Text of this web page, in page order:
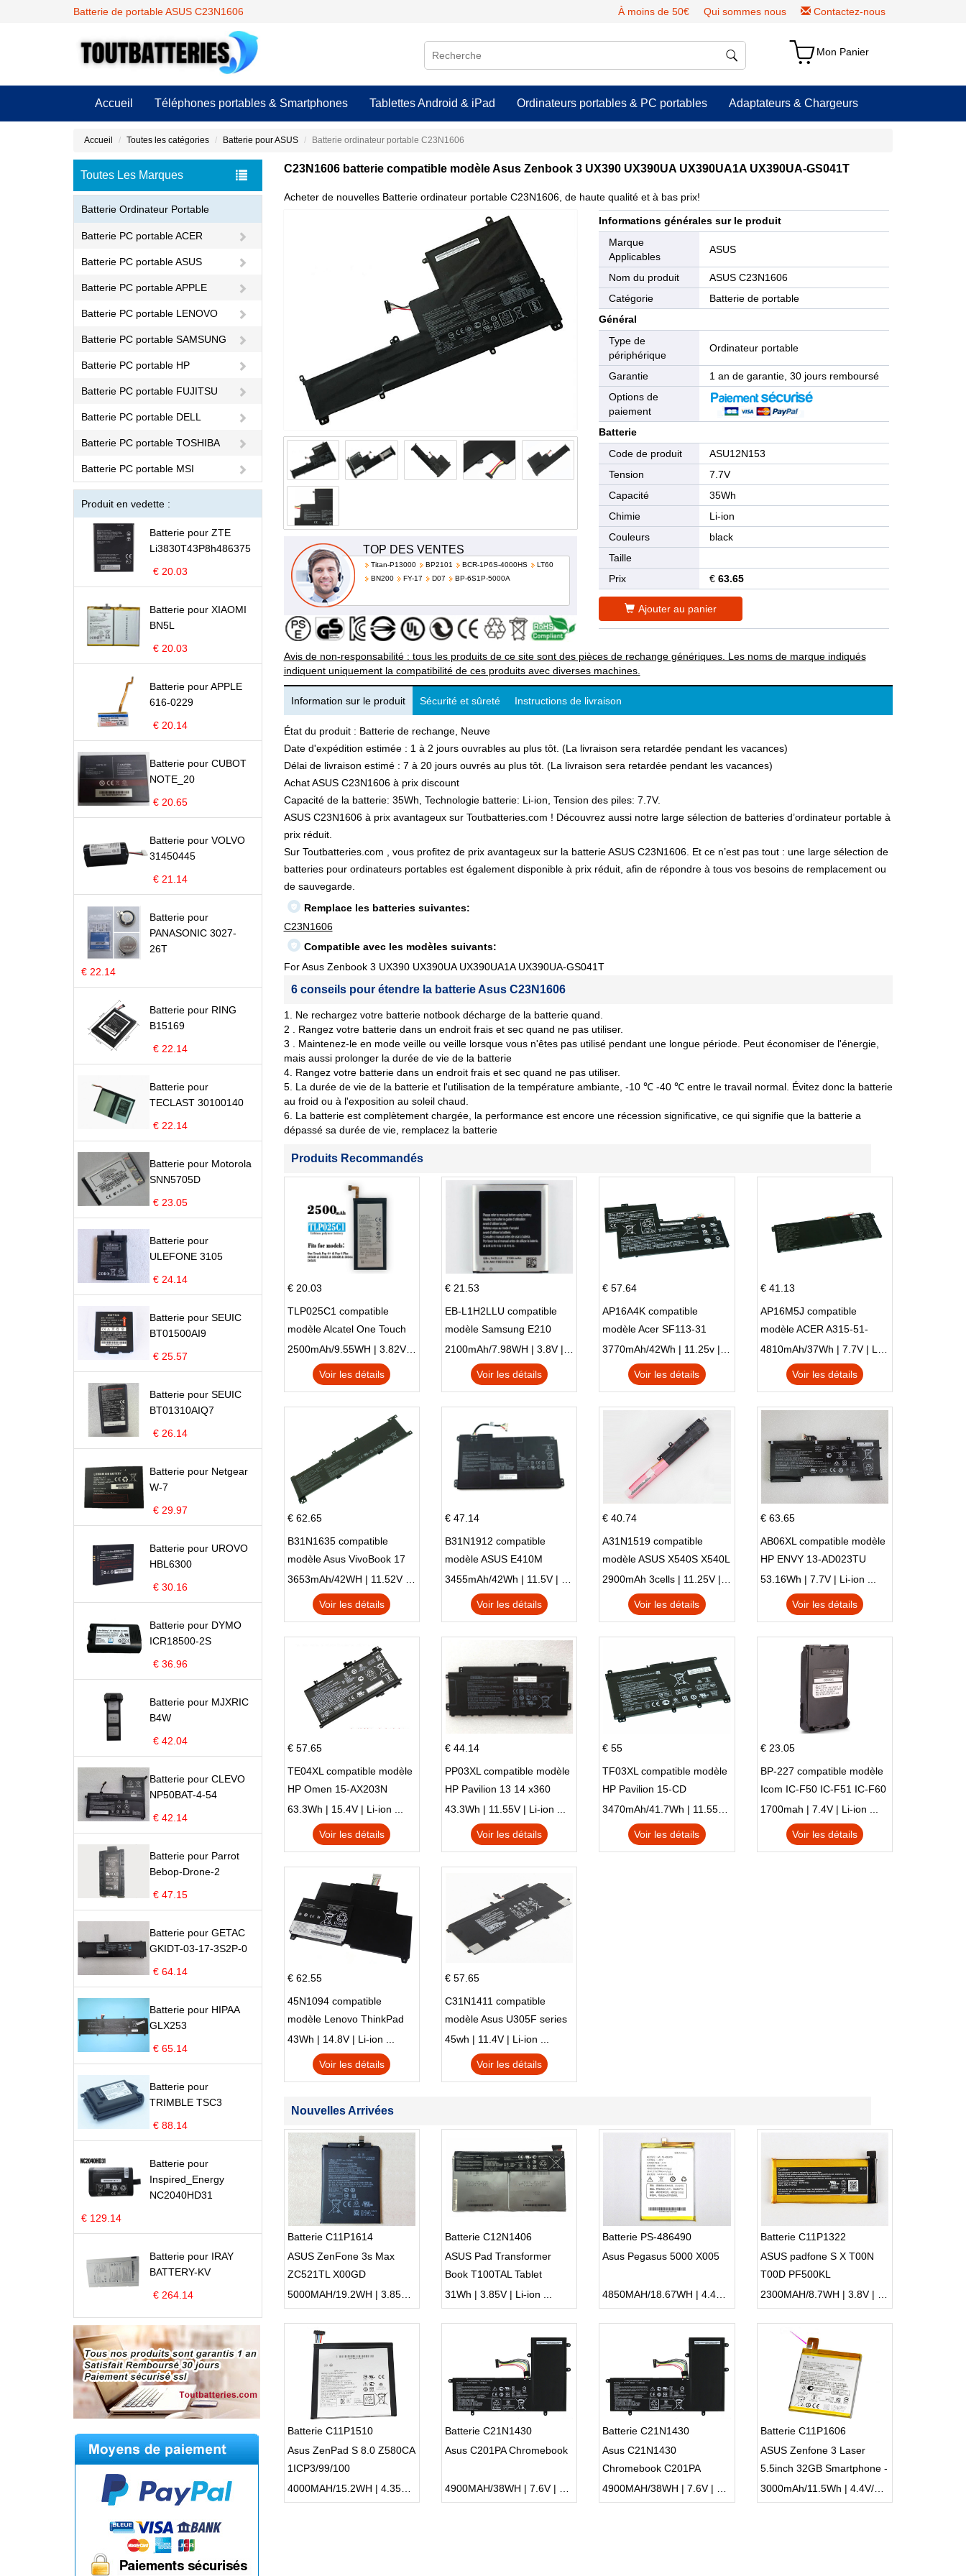
Batterie de portable ASUS C23N1606 À moins de 50€ Qui sommes nous Contactez-nous
Mon Panier
Accueil Téléphones portables & Smartphones Tablettes Android & iPad Ordinateurs portables & PC portables Adaptateurs & Chargeurs
Accueil Toutes les catégories Batterie pour ASUS Batterie ordinateur portable C23N1606
Toutes Les Marques
Batterie Ordinateur Portable
Batterie PC portable ACER
Batterie PC portable ASUS
Batterie PC portable APPLE
Batterie PC portable LENOVO
Batterie PC portable SAMSUNG
Batterie PC portable HP
Batterie PC portable FUJITSU
Batterie PC portable DELL
Batterie PC portable TOSHIBA
Batterie PC portable MSI
Produit en vedette :
Batterie pour ZTE
Li3830T43P8h486375
€ 20.03
Batterie pour XIAOMI
BN5L
€ 20.03
Batterie pour APPLE
616-0229
€ 20.14
Batterie pour CUBOT
NOTE_20
€ 20.65
Batterie pour VOLVO
31450445
€ 21.14
Batterie pour
PANASONIC 3027-
26T
€ 22.14
Batterie pour RING
B15169
€ 22.14
Batterie pour
TECLAST 30100140
€ 22.14
Batterie pour Motorola
SNN5705D
€ 23.05
Batterie pour
ULEFONE 3105
€ 24.14
Batterie pour SEUIC
BT01500AI9
€ 25.57
Batterie pour SEUIC
BT01310AIQ7
€ 26.14
Batterie pour Netgear
W-7
€ 29.97
Batterie pour UROVO
HBL6300
€ 30.16
Batterie pour DYMO
ICR18500-2S
€ 36.96
Batterie pour MJXRIC
B4W
€ 42.04
Batterie pour CLEVO
NP50BAT-4-54
€ 42.14
Batterie pour Parrot
Bebop-Drone-2
€ 47.15
Batterie pour GETAC
GKIDT-03-17-3S2P-0
€ 64.14
Batterie pour HIPAA
GLX253
€ 65.14
Batterie pour
TRIMBLE TSC3
€ 88.14
Batterie pour
Inspired_Energy
NC2040HD31
€ 129.14
Batterie pour IRAY
BATTERY-KV
€ 264.14
C23N1606 batterie compatible modèle Asus Zenbook 3 UX390 UX390UA UX390UA1A UX390UA-GS041T
Acheter de nouvelles Batterie ordinateur portable C23N1606, de haute qualité et à bas prix!
TOP DES VENTES
Titan-P13000 BP2101 BCR-1P6S-4000HS
LT60
BN200
FY-17 D07 BP-6S1P-5000A
Informations générales sur le produit
Marque
Applicables
ASUS
Nom du produit
ASUS C23N1606
Catégorie
Batterie de portable
Général
Type de
périphérique
Ordinateur portable
Garantie
1 an de garantie, 30 jours remboursé
Options de
paiement
Batterie
Code de produit
ASU12N153
Tension
7.7V
Capacité
35Wh
Chimie
Li-ion
Couleurs
black
Taille
Prix
€63.65
Ajouter au panier
Avis de non-responsabilité : tous les produits de ce site sont des pièces de rechange génériques. Les noms de marque indiqués
indiquent uniquement la compatibilité de ces produits avec diverses machines.
Information sur le produit Sécurité et sûreté Instructions de livraison
État du produit : Batterie de rechange, Neuve
Date d'expédition estimée : 1 à 2 jours ouvrables au plus tôt. (La livraison sera retardée pendant les vacances)
Délai de livraison estimé : 7 à 20 jours ouvrés au plus tôt. (La livraison sera retardée pendant les vacances)
Achat ASUS C23N1606 à prix discount
Capacité de la batterie: 35Wh, Technologie batterie: Li-ion, Tension des piles: 7.7V.
ASUS C23N1606 à prix avantageux sur Toutbatteries.com ! Découvrez aussi notre large sélection de batteries d’ordinateur portable à
prix réduit.
Sur Toutbatteries.com , vous profitez de prix avantageux sur la batterie ASUS C23N1606. Et ce n’est pas tout : une large sélection de
batteries pour ordinateurs portables est également disponible à prix réduit, afin de répondre à tous vos besoins de remplacement ou
de sauvegarde.
Remplace les batteries suivantes:
C23N1606
Compatible avec les modèles suivants:
For Asus Zenbook 3 UX390 UX390UA UX390UA1A UX390UA-GS041T
6 conseils pour étendre la batterie Asus C23N1606
1. Ne rechargez votre batterie notbook décharge de la batterie quand.
2 . Rangez votre batterie dans un endroit frais et sec quand ne pas utiliser.
3 . Maintenez-le en mode veille ou veille lorsque vous n'êtes pas utilisé pendant une longue période. Peut économiser de l'énergie,
mais aussi prolonger la durée de vie de la batterie
4. Rangez votre batterie dans un endroit frais et sec quand ne pas utiliser.
5. La durée de vie de la batterie et l'utilisation de la température ambiante, -10 ℃ -40 ℃ entre le travail normal. Évitez donc la batterie
au froid ou à l'exposition au soleil chaud.
6. La batterie est complètement chargée, la performance est encore une récession significative, ce qui signifie que la batterie a
dépassé sa durée de vie, remplacez la batterie
Produits Recommandés
€ 20.03
TLP025C1 compatible
modèle Alcatel One Touch
Pop 4 Plus OT-5056D
2500mAh/9.55WH | 3.82V | Li-ion ...
Voir les détails
€ 21.53
EB-L1H2LLU compatible
modèle Samsung E210
E210K i939
Voir les détails
€ 57.64
AP16A4K compatible
modèle Acer SF113-31
AO1-132 NE132
Voir les détails
€ 41.13
AP16M5J compatible
modèle ACER A315-51-
51SL N17Q1 SERIES
Voir les détails
€ 62.65
B31N1635 compatible
modèle Asus VivoBook 17
X705NC X705UA X705UV
X705UN X705UD
Voir les détails
€ 47.14
B31N1912 compatible
modèle ASUS E410M
E410MA L410MA
Voir les détails
€ 40.74
A31N1519 compatible
modèle ASUS X540S X540L
X540LA-SI302 X540SA
X540S
Voir les détails
€ 63.65
AB06XL compatible modèle
HP ENVY 13-AD023TU
HSTNN-DB8C 921438-855
TPN-I128
53.16Wh | 7.7V | Li-ion ...
Voir les détails
€ 57.65
TE04XL compatible modèle
HP Omen 15-AX203N
Omen 15 Series Pavilion 15
Series
63.3Wh | 15.4V | Li-ion ...
Voir les détails
€ 44.14
PP03XL compatible modèle
HP Pavilion 13 14 x360
L83388-AC1 L83388-421
HSTNN-LB8S M01118-421
M01144-005 13-BB 14-DV
43.3Wh | 11.55V | Li-ion ...
Voir les détails
€ 55
TF03XL compatible modèle
HP Pavilion 15-CD
Voir les détails
€ 23.05
BP-227 compatible modèle
Icom IC-F50 IC-F51 IC-F60
IC-F61 IC-M87
1700mah | 7.4V | Li-ion ...
Voir les détails
€ 62.55
45N1094 compatible
modèle Lenovo ThinkPad
Edge S230u Twist
43Wh | 14.8V | Li-ion ...
Voir les détails
€ 57.65
C31N1411 compatible
modèle Asus U305F series
45wh | 11.4V | Li-ion ...
Voir les détails
Nouvelles Arrivées
Batterie C11P1614
ASUS ZenFone 3s Max
ZC521TL X00GD
5000MAH/19.2WH | 3.85V | Li-ion ...
Batterie C12N1406
ASUS Pad Transformer
Book T100TAL Tablet
31Wh | 3.85V | Li-ion ...
Batterie PS-486490
Asus Pegasus 5000 X005
Batterie C11P1322
ASUS padfone S X T00N
T00D PF500KL
Batterie C11P1510
Asus ZenPad S 8.0 Z580CA
1ICP3/99/100
4000MAH/15.2WH | 4.35V/3.8V | Li-ion ...
Batterie C21N1430
Asus C201PA Chromebook
Batterie C21N1430
Asus C21N1430
Chromebook C201PA
C201PA-2G C201PA-C-2A
2B
Batterie C11P1606
ASUS Zenfone 3 Laser
5.5inch 32GB Smartphone -
ZX551KL C11P1606
3000mAh/11.5Wh | 4.4V/3.85V | Li-ion ...